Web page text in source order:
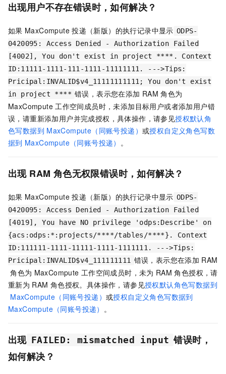
出现用户不存在错误时，如何解决？
如果 MaxCompute 投递（新版）的执行记录中显示 ODPS-
0420095: Access Denied - Authorization Failed
[4002], You don't exist in project ****. Context
ID:11111-1111-111-1111-11111111. --->Tips:
Pricipal:INVALID$v4_11111111111; You don't exist
in project **** 错误，表示您在添加 RAM 角色为
MaxCompute 工作空间成员时，未添加目标用户或者添加用户错
误，请重新添加用户并完成授权，具体操作，请参见授权默认角
色写数据到 MaxCompute（同账号投递） 或授权自定义角色写数
据到 MaxCompute（同账号投递） 。
出现 RAM 角色无权限错误时，如何解决？
如果 MaxCompute 投递（新版）的执行记录中显示 ODPS-
0420095: Access Denied - Authorization Failed
[4019], You have NO privilege 'odps:Describe' on
{acs:odps:*:projects/****/tables/****}. Context
ID:111111-1111-11111-1111-1111111. --->Tips:
Pricipal:INVALID$v4_111111111 错误，表示您在添加 RAM
角色为 MaxCompute 工作空间成员时，未为 RAM 角色授权，请
重新为 RAM 角色授权。具体操作，请参见授权默认角色写数据到
MaxCompute（同账号投递） 或授权自定义角色写数据到
MaxCompute（同账号投递） 。
出现 FAILED: mismatched input 错误时，
如何解决？